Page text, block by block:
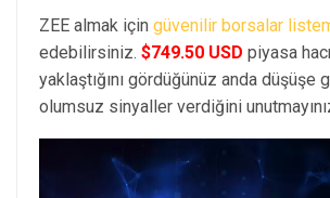
ZEE almak için güvenilir borsalar
edebilirsiniz. $749.50 USD piyasa
yaklaştığını gördüğünüz anda düşüşe
olumsuz sinyaller verdiğini